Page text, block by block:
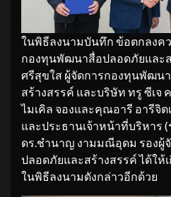
ในพิธีลงนามบันทึก ข้อตกลงค
กองทุนพัฒนาสื่อปลอดภัยและส
ศรีสุขใส ผู้จัดการกองทุนพัฒน
สร้างสรรค์ และบริษัท ทรู ซีเจ
ไมเคิล จองและคุณอารี อารีจิ
และประธานเจ้าหน้าที่บริหาร
ดร.ชำนาญ งามมณีอุดม รองผู้
ปลอดภัยและสร้างสรรค์ ได้ให้
ในพิธีลงนามดังกล่าวอีกด้วย